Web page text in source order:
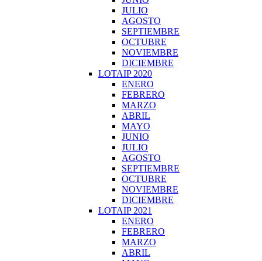
JULIO
AGOSTO
SEPTIEMBRE
OCTUBRE
NOVIEMBRE
DICIEMBRE
LOTAIP 2020
ENERO
FEBRERO
MARZO
ABRIL
MAYO
JUNIO
JULIO
AGOSTO
SEPTIEMBRE
OCTUBRE
NOVIEMBRE
DICIEMBRE
LOTAIP 2021
ENERO
FEBRERO
MARZO
ABRIL